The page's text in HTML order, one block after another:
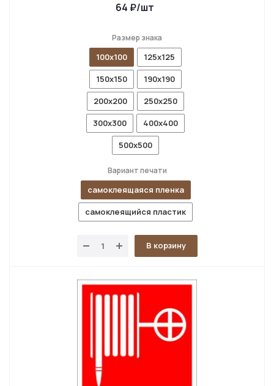
64 ₽/шт
Размер знака
100x100
125x125
150x150
190x190
200x200
250x250
300x300
400x400
500x500
Вариант печати
самоклеящаяся пленка
самоклеящийся пластик
В корзину